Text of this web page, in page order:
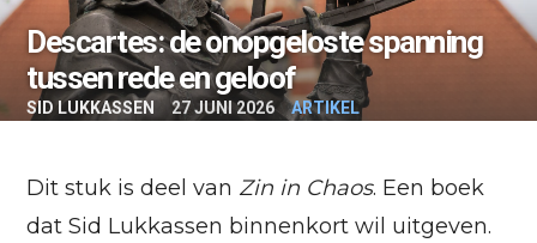
Descartes: de onopgeloste spanning
tussen rede en geloof
SID LUKKASSEN 27 JUNI 2026 ARTIKEL
Dit stuk is deel van Zin in Chaos. Een boek
dat Sid Lukkassen binnenkort wil uitgeven.